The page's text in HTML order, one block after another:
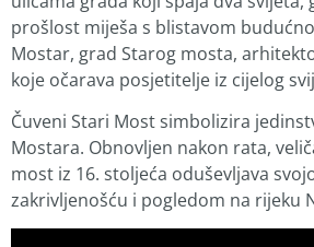
prošlost miješa s blistavom
Mostar, grad Starog mosta,
koje očarava posjetitelje iz cijelog
Čuveni Stari Most simbolizira
Mostara. Obnovljen nakon rata,
most iz 16. stoljeća oduševljava
zakrivljenošću i pogledom na rijeku